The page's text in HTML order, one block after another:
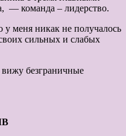
— команда – лидерство.
у меня никак не получалось
сильных и слабых
вижу безграничные